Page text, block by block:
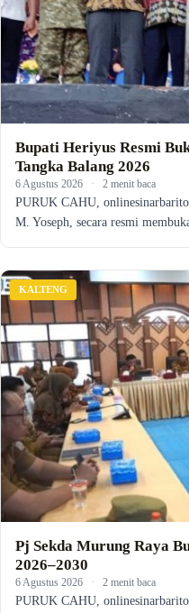
Bupati Heriyus Resmi
Tangka Balang 2026
6 Agustus 2026 · 2 menit baca
PURUK CAHU,
M. Yoseph, secara resmi
KALTENG
Pj Sekda Murung Raya
2026–2030
6 Agustus 2026 · 2 menit baca
PURUK CAHU,